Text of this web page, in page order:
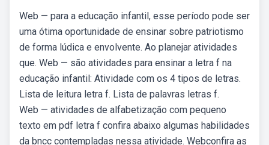
Web — para a educação infantil, esse período pode ser
uma ótima oportunidade de ensinar sobre patriotismo
de forma lúdica e envolvente. Ao planejar atividades
que. Web — são atividades para ensinar a letra f na
educação infantil: Atividade com os 4 tipos de letras.
Lista de leitura letra f. Lista de palavras letras f.
Web — atividades de alfabetização com pequeno
texto em pdf letra f confira abaixo algumas habilidades
da bncc contempladas nessa atividade. Webconfira as